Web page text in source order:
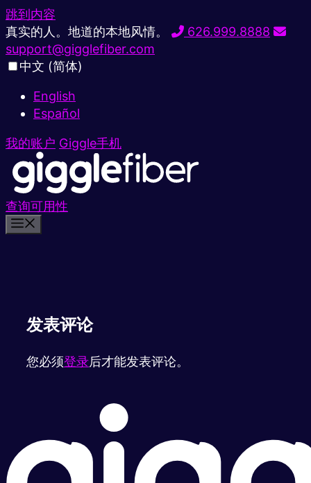
跳到内容
真实的人。地道的本地风情。
626.999.8888
support@gigglefiber.com
中文 (简体)
English
Español
我的账户 Giggle手机
查询可用性
发表评论
您必须登录后才能发表评论。